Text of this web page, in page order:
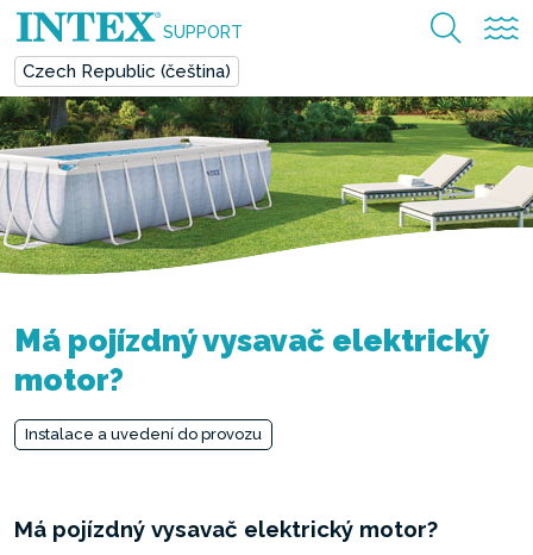
SUPPORT
Czech Republic (čeština)
Má pojízdný vysavač elektrický
motor?
Instalace a uvedení do provozu
Má pojízdný vysavač elektrický motor?